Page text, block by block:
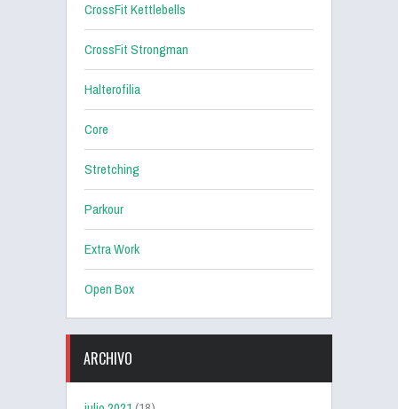
CrossFit Kettlebells
CrossFit Strongman
Halterofilia
Core
Stretching
Parkour
Extra Work
Open Box
ARCHIVO